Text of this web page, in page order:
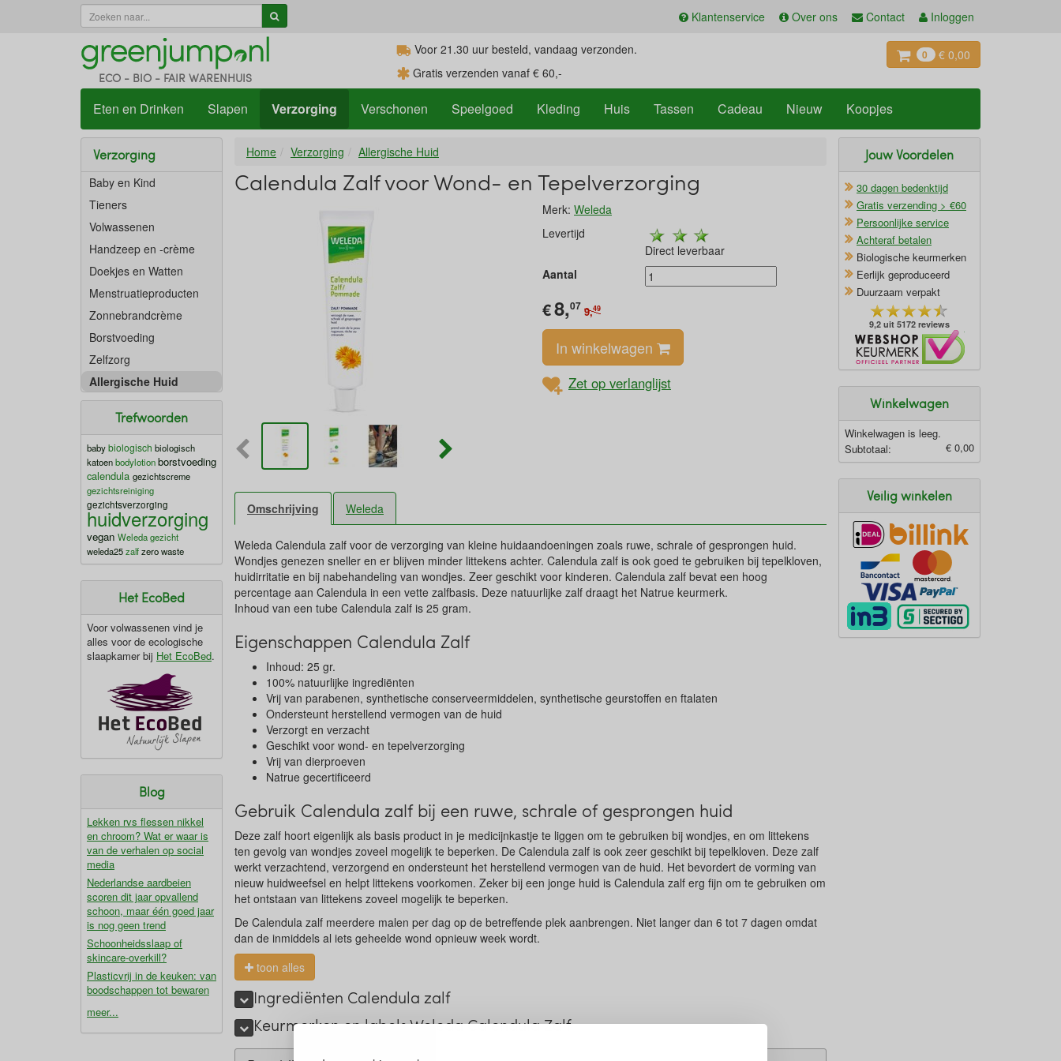
Klantenservice Over ons Contact Inloggen
ECO - BIO - FAIR WARENHUIS
0 € 0,00
Voor 21.30 uur besteld, vandaag verzonden.
Gratis verzenden vanaf € 60,-
Eten en Drinken Slapen Verzorging Verschonen Speelgoed Kleding Huis Tassen Cadeau Nieuw Koopjes
Verzorging
Baby en Kind
Tieners
Volwassenen
Handzeep en -crème
Doekjes en Watten
Menstruatieproducten
Zonnebrandcrème
Borstvoeding
Zelfzorg
Allergische Huid
Trefwoorden
babybiologisch biologisch
katoenbodylotionborstvoeding
calendula gezichtscreme
gezichtsreiniging
gezichtsverzorging
huidverzorging
vegan Weleda gezicht
weleda25zalfzero waste
Het EcoBed
Voor volwassenen vind je
alles voor de ecologische
slaapkamer bij Het EcoBed.
Blog
Lekken rvs flessen nikkel
en chroom? Wat er waar is
van de verhalen op social
media
Nederlandse aardbeien
scoren dit jaar opvallend
schoon, maar één goed jaar
is nog geen trend
Schoonheidsslaap of
skincare-overkill?
Plasticvrij in de keuken: van
boodschappen tot bewaren
meer...
Home Verzorging Allergische Huid
Calendula Zalf voor Wond- en Tepelverzorging
Merk: Weleda
Levertijd
Direct leverbaar
Aantal
€8,07 9,49
In winkelwagen
Zet op verlanglijst
Omschrijving Weleda
Weleda Calendula zalf voor de verzorging van kleine huidaandoeningen zoals ruwe, schrale of gesprongen huid.
Wondjes genezen sneller en er blijven minder littekens achter. Calendula zalf is ook goed te gebruiken bij tepelkloven,
huidirritatie en bij nabehandeling van wondjes. Zeer geschikt voor kinderen. Calendula zalf bevat een hoog
percentage aan Calendula in een vette zalfbasis. Deze natuurlijke zalf draagt het Natrue keurmerk.
Inhoud van een tube Calendula zalf is 25 gram.
Eigenschappen Calendula Zalf
Inhoud: 25 gr.
100% natuurlijke ingrediënten
Vrij van parabenen, synthetische conserveermiddelen, synthetische geurstoffen en ftalaten
Ondersteunt herstellend vermogen van de huid
Verzorgt en verzacht
Geschikt voor wond- en tepelverzorging
Vrij van dierproeven
Natrue gecertificeerd
Gebruik Calendula zalf bij een ruwe, schrale of gesprongen huid
Deze zalf hoort eigenlijk als basis product in je medicijnkastje te liggen om te gebruiken bij wondjes, en om littekens
ten gevolg van wondjes zoveel mogelijk te beperken. De Calendula zalf is ook zeer geschikt bij tepelkloven. Deze zalf
werkt verzachtend, verzorgend en ondersteunt het herstellend vermogen van de huid. Het bevordert de vorming van
nieuw huidweefsel en helpt littekens voorkomen. Zeker bij een jonge huid is Calendula zalf erg fijn om te gebruiken om
het ontstaan van littekens zoveel mogelijk te beperken.
De Calendula zalf meerdere malen per dag op de betreffende plek aanbrengen. Niet langer dan 6 tot 7 dagen omdat
dan de inmiddels al iets geheelde wond opnieuw week wordt.
toon alles
Ingrediënten Calendula zalf
Keurmerken en labels Weleda Calendula Zalf
Jouw Voordelen
30 dagen bedenktijd
Gratis verzending > €60
Persoonlijke service
Achteraf betalen
Biologische keurmerken
Eerlijk geproduceerd
Duurzaam verpakt
9,2 uit 5172 reviews
Winkelwagen
Winkelwagen is leeg.
Subtotaal:
€ 0,00
Veilig winkelen